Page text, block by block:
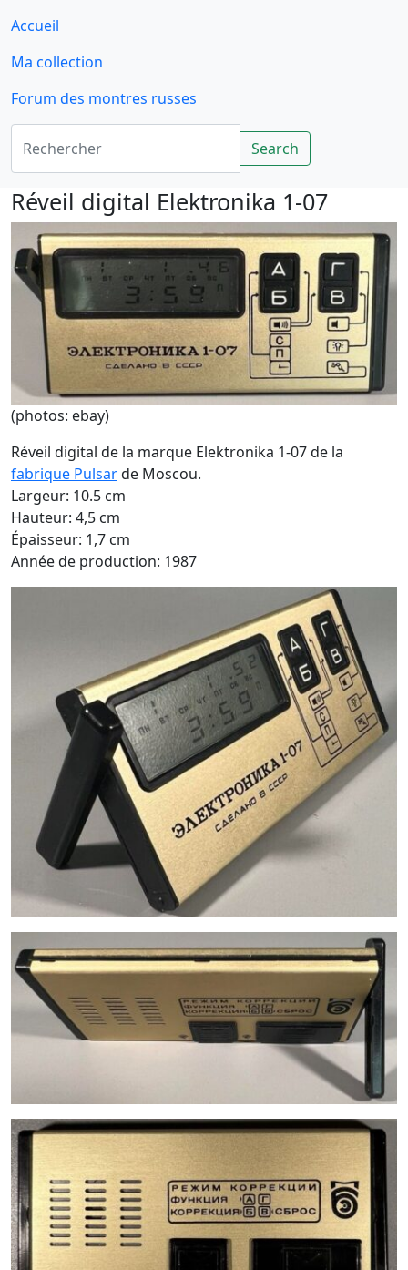
Accueil
Ma collection
Forum des montres russes
Rechercher
Search
Réveil digital Elektronika 1-07
(photos: ebay)
Réveil digital de la marque Elektronika 1-07 de la
fabrique Pulsarde Moscou.
Largeur: 10.5 cm
Hauteur: 4,5 cm
Épaisseur: 1,7 cm
Année de production: 1987